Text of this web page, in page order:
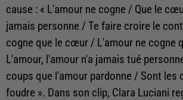
cause : « L'amour ne cogne / Que le
jamais personne / Te faire croire le
cogne que le cœur / L'amour ne cogne
L'amour, l'amour n'a jamais tué
coups que l'amour pardonne / Sont les
foudre ». Dans son clip, Clara Luciani